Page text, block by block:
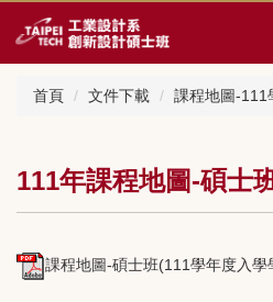
到
主
首頁 文件下載 課程地圖-111
111年課程地圖-碩士
課程地圖-碩士班(111學年度入學